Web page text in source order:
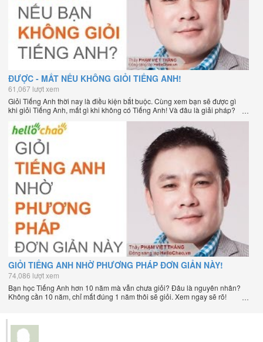
ĐƯỢC - MẤT NẾU KHÔNG GIỎI TIẾNG ANH!
61,067 lượt xem
Giỏi Tiếng Anh thời nay là điều kiện bắt buộc. Cùng xem bạn sẽ được gì
khi giỏi Tiếng Anh, mất gì khi không có Tiếng Anh! Và đâu là giải pháp?
GIỎI TIẾNG ANH NHỜ PHƯƠNG PHÁP ĐƠN GIẢN NÀY!
74,086 lượt xem
Bạn học Tiếng Anh hơn 10 năm mà vẫn chưa giỏi? Đâu là nguyên nhân?
Không cần 10 năm, chỉ mất đúng 1 năm thôi sẽ giỏi. Xem ngay sẽ rõ!